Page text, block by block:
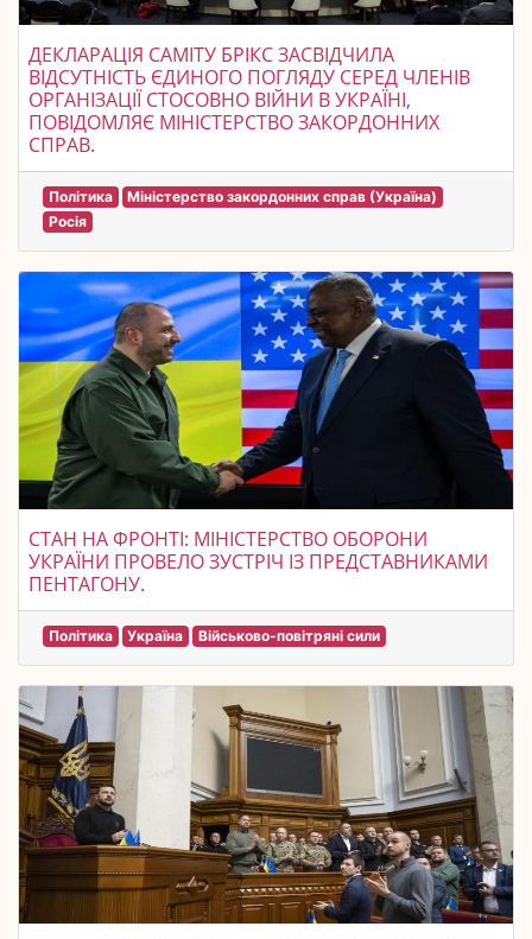
ДЕКЛАРАЦІЯ САМІТУ БРІКС ЗАСВІДЧИЛА
ВІДСУТНІСТЬ ЄДИНОГО ПОГЛЯДУ СЕРЕД ЧЛЕНІВ
ОРГАНІЗАЦІЇ СТОСОВНО ВІЙНИ В УКРАЇНІ,
ПОВІДОМЛЯЄ МІНІСТЕРСТВО ЗАКОРДОННИХ
СПРАВ.
Політика
Міністерство закордонних справ (Україна)
Росія
СТАН НА ФРОНТІ: МІНІСТЕРСТВО ОБОРОНИ
УКРАЇНИ ПРОВЕЛО ЗУСТРІЧ ІЗ ПРЕДСТАВНИКАМИ
ПЕНТАГОНУ.
Політика Україна Військово-повітряні сили